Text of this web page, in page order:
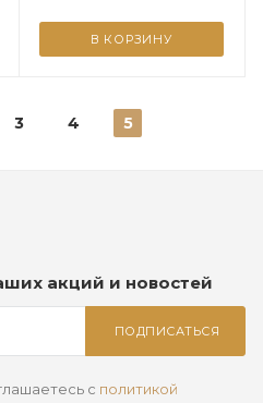
В КОРЗИНУ
3 4 5
акций и новостей
ПОДПИСАТЬСЯ
с политикой